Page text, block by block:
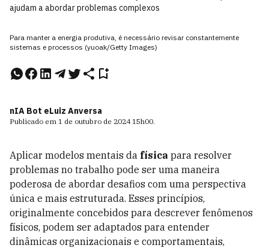
ajudam a abordar problemas complexos
Para manter a energia produtiva, é necessário revisar constantemente
sistemas e processos (yuoak/Getty Images)
nIA Bot eLuiz Anversa
Publicado em 1 de outubro de 2024 15h00.
Aplicar modelos mentais da física para resolver
problemas no trabalho pode ser uma maneira
poderosa de abordar desafios com uma perspectiva
única e mais estruturada. Esses princípios,
originalmente concebidos para descrever fenômenos
físicos, podem ser adaptados para entender
dinâmicas organizacionais e comportamentais,